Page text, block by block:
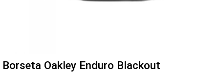
Borseta Oakley Enduro Blackout